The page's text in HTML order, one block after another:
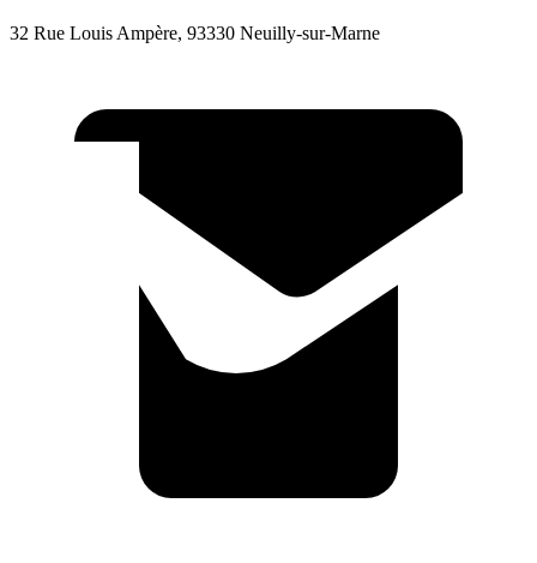
32 Rue Louis Ampère, 93330 Neuilly-sur-Marne